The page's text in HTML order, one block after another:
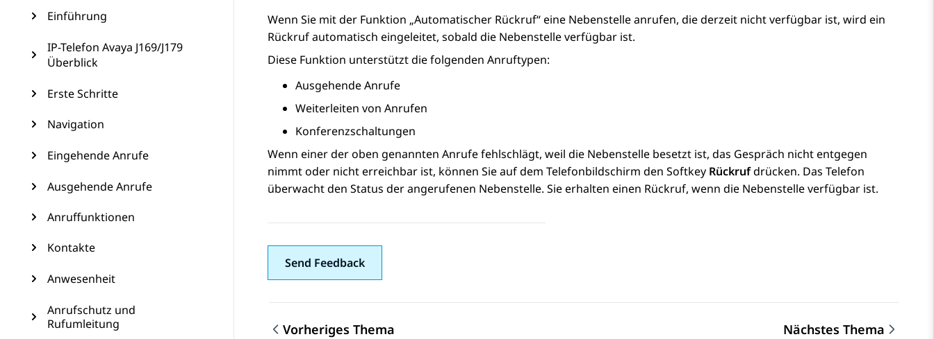
Einführung
IP-Telefon Avaya J169/J179
Überblick
Erste Schritte
Navigation
Eingehende Anrufe
Ausgehende Anrufe
Anruffunktionen
Kontakte
Anwesenheit
Anrufschutz und
Rufumleitung
Wenn Sie mit der Funktion „Automatischer Rückruf“ eine Nebenstelle anrufen, die derzeit nicht verfügbar ist, wird ein
Rückruf automatisch eingeleitet, sobald die Nebenstelle verfügbar ist.
Diese Funktion unterstützt die folgenden Anruftypen:
Ausgehende Anrufe
Weiterleiten von Anrufen
Konferenzschaltungen
Wenn einer der oben genannten Anrufe fehlschlägt, weil die Nebenstelle besetzt ist, das Gespräch nicht entgegen
nimmt oder nicht erreichbar ist, können Sie auf dem Telefonbildschirm den Softkey Rückrufdrücken. Das Telefon
überwacht den Status der angerufenen Nebenstelle. Sie erhalten einen Rückruf, wenn die Nebenstelle verfügbar ist.
Send Feedback
Vorheriges Thema Nächstes Thema